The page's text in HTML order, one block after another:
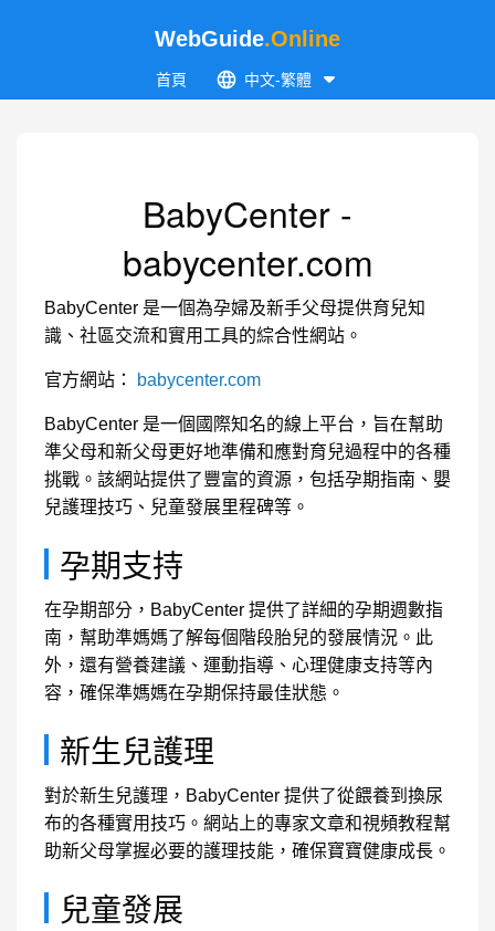
WebGuide.Online
首頁 中文-繁體
BabyCenter -
babycenter.com
BabyCenter 是一個為孕婦及新手父母提供育兒知
識、社區交流和實用工具的綜合性網站。
官方網站： babycenter.com
BabyCenter 是一個國際知名的線上平台，旨在幫助
準父母和新父母更好地準備和應對育兒過程中的各種
挑戰。該網站提供了豐富的資源，包括孕期指南、嬰
兒護理技巧、兒童發展里程碑等。
孕期支持
在孕期部分，BabyCenter 提供了詳細的孕期週數指
南，幫助準媽媽了解每個階段胎兒的發展情況。此
外，還有營養建議、運動指導、心理健康支持等內
容，確保準媽媽在孕期保持最佳狀態。
新生兒護理
對於新生兒護理，BabyCenter 提供了從餵養到換尿
布的各種實用技巧。網站上的專家文章和視頻教程幫
助新父母掌握必要的護理技能，確保寶寶健康成長。
兒童發展